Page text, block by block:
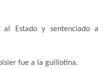
Estado y sentenciado a
fue a la guillotina.